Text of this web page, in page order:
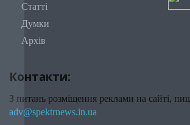
Статті
Думки
Архів
Контакти:
З питань розміщення реклами на сайті,
adv@spektrnews.in.ua